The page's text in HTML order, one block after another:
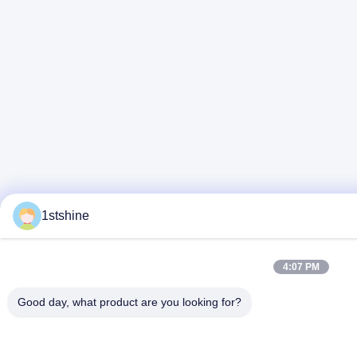
1stshine
4:07 PM
Good day, what product are you looking for?